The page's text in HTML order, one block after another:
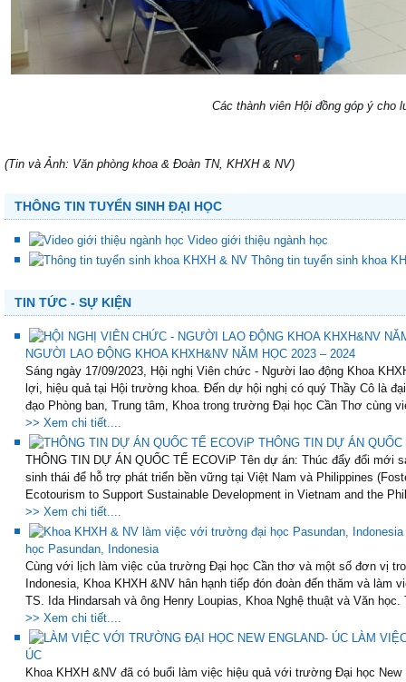
Các thành viên Hội đồng góp ý cho
(Tin và Ảnh: Văn phòng khoa & Đoàn TN, KHXH & NV)
THÔNG TIN TUYỂN SINH ĐẠI HỌC
Video giới thiệu ngành học
Thông tin tuyển sinh khoa
TIN TỨC - SỰ KIỆN
NGƯỜI LAO ĐỘNG KHOA KHXH&NV NĂM HỌC 2023 – 2024
Sáng ngày 17/09/2023, Hội nghị Viên chức - Người lao động Khoa
lợi, hiệu quả tại Hội trường khoa. Đến dự hội nghị có quý Thầy Cô là
đạo Phòng ban, Trung tâm, Khoa trong trường Đại học Cần Thơ cùng
>> Xem chi tiết....
THÔNG TIN DỰ ÁN
THÔNG TIN DỰ ÁN QUỐC TẾ ECOViP Tên dự án: Thúc đẩy đổi mới
sinh thái để hỗ trợ phát triển bền vững tại Việt Nam và Philippines
Ecotourism to Support Sustainable Development in Vietnam and the
>> Xem chi tiết....
học Pasundan, Indonesia
Cùng với lịch làm việc của trường Đại học Cần thơ và một số đơn vị
Indonesia, Khoa KHXH &NV hân hạnh tiếp đón đoàn đến thăm và làm
TS. Ida Hindarsah và ông Henry Loupias, Khoa Nghệ thuật và Văn học.
>> Xem chi tiết....
LÀM
ÚC
Khoa KHXH &NV đã có buổi làm việc hiệu quả với trường Đại học